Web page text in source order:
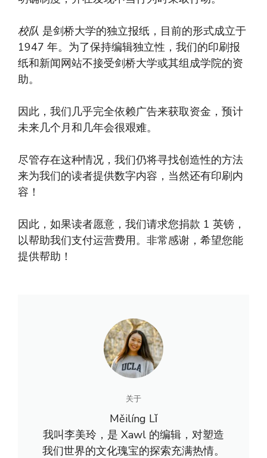
校队 是剑桥大学的独立报纸，目前的形式成立于
1947 年。为了保持编辑独立性，我们的印刷报
纸和新闻网站不接受剑桥大学或其组成学院的资
助。
因此，我们几乎完全依赖广告来获取资金，预计
未来几个月和几年会很艰难。
尽管存在这种情况，我们仍将寻找创造性的方法
来为我们的读者提供数字内容，当然还有印刷内
容！
因此，如果读者愿意，我们请求您捐款 1 英镑，
以帮助我们支付运营费用。非常感谢，希望您能
提供帮助！
关于
Měilíng Lǐ
我叫李美玲，是 Xawl 的编辑，对塑造
我们世界的文化瑰宝的探索充满热情。